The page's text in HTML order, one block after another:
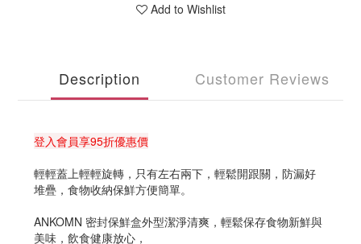
Add to Wishlist
Description Customer Reviews
登入會員享95折優惠價
輕輕蓋上輕輕旋轉，只有左右兩下，輕鬆開跟關，防漏好
堆疊，食物收納保鮮方便簡單。
ANKOMN 密封保鮮盒外型潔淨清爽，輕鬆保存食物新鮮與
美味，飲食健康放心，